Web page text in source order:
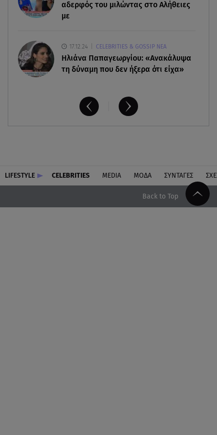
καλοκαιρινό έρωτααδερφός του μιλώντας στο Αλήθειες
με
17.12.24 CELEBRITIES & GOSSIP ΝΕΑ
Ηλιάνα Παπαγεωργίου: «Ανακάλυψα
τη δύναμη που δεν ήξερα ότι είχα»
LIFESTYLE CELEBRITIES MEDIA ΜΟΔΑ ΣΥΝΤΑΓΕΣ
Back to Top